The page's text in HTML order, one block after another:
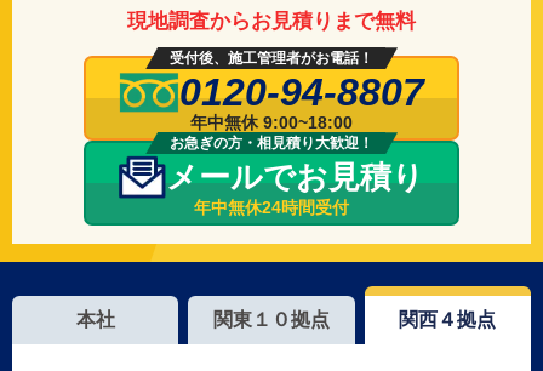
現地調査からお見積りまで無料
受付後、施工管理者がお電話！
0120-94-8807
年中無休 9:00~18:00
お急ぎの方・相見積り大歓迎！
メールでお見積り
年中無休24時間受付
本社 関東１０拠点 関西４拠点